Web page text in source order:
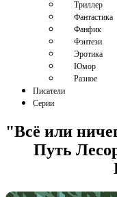
Триллер
Фантастика
Фанфик
Фэнтези
Эротика
Юмор
Разное
Писатели
Серии
"Всё или
Путь